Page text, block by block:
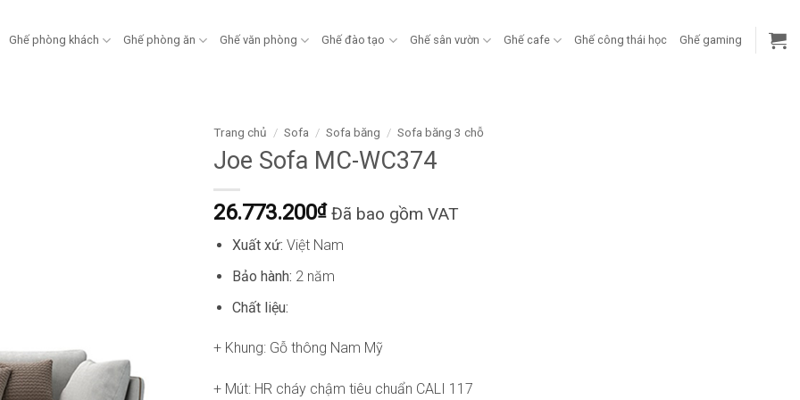
Ghế phòng khách Ghế phòng ăn Ghế văn phòng Ghế đào tạo Ghế sân vườn Ghế cafe Ghế công thái học Ghế gaming
Trang chủ / Sofa / Sofa băng / Sofa băng 3 chỗ
Joe Sofa MC-WC374
26.773.200₫ Đã bao gồm VAT
Xuất xứ: Việt Nam
Bảo hành: 2 năm
Chất liệu:
+ Khung: Gỗ thông Nam Mỹ
+ Mút: HR cháy chậm tiêu chuẩn CALI 117